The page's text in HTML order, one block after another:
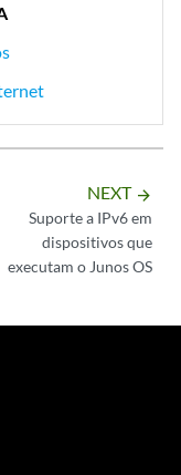
NEXT arrow_forward
Suporte a IPv6 em
dispositivos que
executam o Junos OS